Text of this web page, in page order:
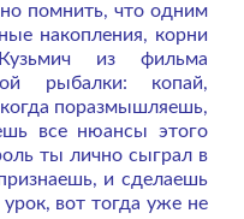
помнить, что одним
накопления, корни
из фильма
рыбалки: копай,
поразмышляешь,
все нюансы этого
ты лично сыграл в
и сделаешь
вот тогда уже не